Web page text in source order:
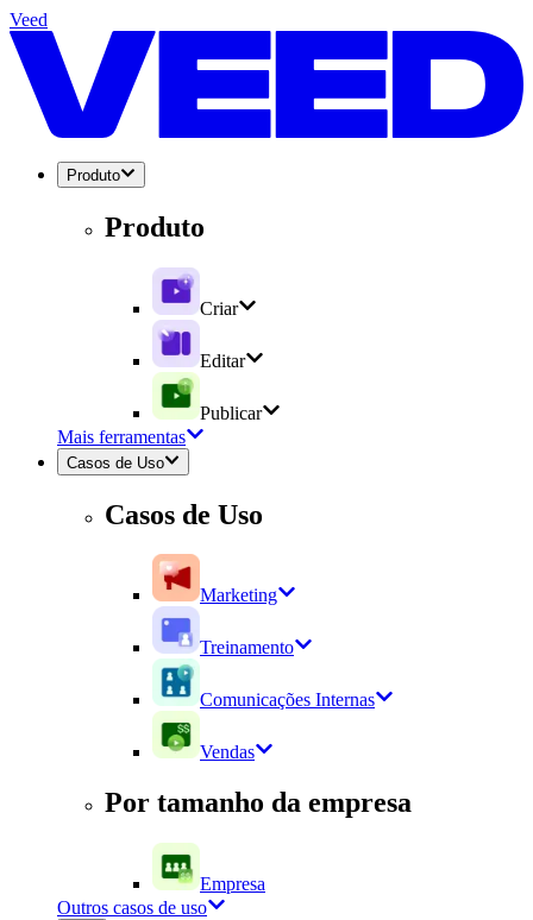
Veed
Produto
Produto
Criar
Editar
Publicar
Mais ferramentas
Casos de Uso
Casos de Uso
Marketing
Treinamento
Comunicações Internas
Vendas
Por tamanho da empresa
Empresa
Outros casos de uso